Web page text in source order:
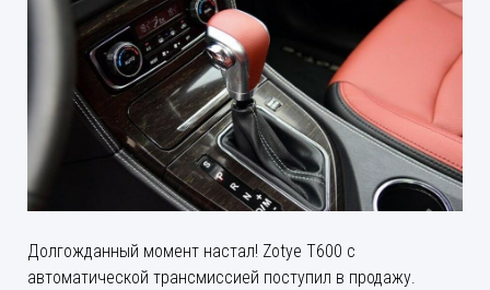
Долгожданный момент настал! Zotye T600 с
автоматической трансмиссией поступил в продажу.